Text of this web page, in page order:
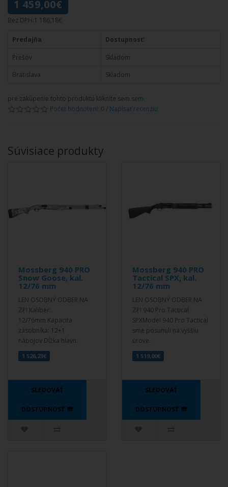
1 459,00€
Bez DPH:1 186,18€
Predajňa Dostupnosť:
Prešov
Skladom
Bratislava
Skladom
pre zakúpenie tohto produktu kliknite sem sem
Počet hodnotení: 0 / Napísať recenziu
Súvisiace produkty
Mossberg 940 PRO
Snow Goose, kal.
12/76 mm
LEN OSOBNÝ ODBER NA
ZP! Kaliber:
12/76mm Kapacita
zásobníka: 12+1
nábojov Dĺžka hlavn..
1 526,23€
SLEDOVAŤ
DOSTUPNOSŤ
Mossberg 940 PRO
Tactical SPX, kal.
12/76 mm
LEN OSOBNÝ ODBER NA
ZP! 940 Pro Tactical
SPXModel 940 Pro Tactical
sme posunuli na vyššiu
úrove..
1 519,00€
SLEDOVAŤ
DOSTUPNOSŤ